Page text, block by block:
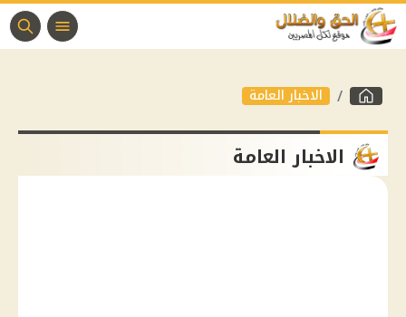
الاخبار العامة
الاخبار العامة